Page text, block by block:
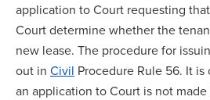
application to Court requesting
Court determine whether the
new lease. The procedure for
out in Civil Procedure Rule 56. It
an application to Court is not